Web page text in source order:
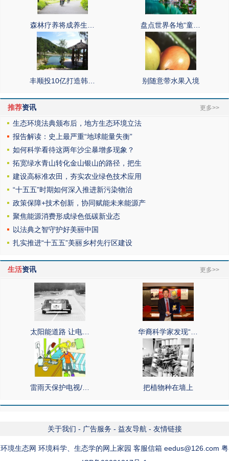
森林疗养将成养生… 盘点世界各地“童…
丰顺投10亿打造韩… 别随意带水果入境
推荐资讯 更多>>
生态环境法典颁布后，地方生态环境立法
报告解读：史上最严重“地球能量失衡”
如何科学看待这两年沙尘暴增多现象？
拓宽绿水青山转化金山银山的路径，把生
建设高标准农田，夯实农业绿色技术应用
“十五五”时期如何深入推进新污染物治
政策保障+技术创新，协同赋能未来能源产
聚焦能源消费形成绿色低碳新业态
以法典之智守护好美丽中国
扎实推进“十五五”美丽乡村先行区建设
生活资讯 更多>>
太阳能道路 让电… 华裔科学家发现“…
雷雨天保护电视/… 把植物种在墙上
关于我们 - 广告服务 - 益友导航 - 友情链接
环境生态网 环境科学、生态学的网上家园 客服信箱 eedus@126.com 粤